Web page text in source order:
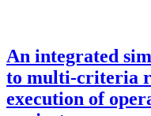
An integrated
to multi-criteria
execution of